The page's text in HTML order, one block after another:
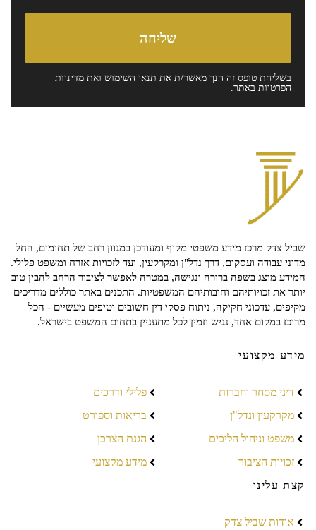
בשליחת טופס זה הנך מאשר/ת את תנאי השימוש ואת מדיניות
הפרטיות באתר.
שביל צדק מרכז מידע משפטי מקיף ומעודכן במגוון רחב של תחומים, החל
מדיני עבודה ועסקים, דרך נדל"ן ומקרקעין, ועד לזכויות אזרח ומשפט פלילי.
המידע מוצג בשפה ברורה ונגישה, במטרה לאפשר לציבור הרחב להבין טוב
יותר את זכויותיהם וחובותיהם המשפטיות. התכנים באתר כוללים מדריכים
מקיפים, עדכוני חקיקה, ניתוח פסקי דין חשובים וטיפים מעשיים - הכל
מרוכז במקום אחד, נגיש וזמין לכל מתעניין בתחום המשפט בישראל.
מידע מקצועי
דיני מסחר וחברות
מקרקעין ונדל"ן
משפט וניהול הליכים
זכויות הציבור
פלילי ודרכים
בריאות וספורט
הגנת הצרכן
מידע מקצועי
קצת עלינו
אודות שביל צדק